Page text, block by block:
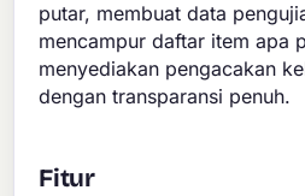
putar, membuat data
mencampur daftar item apa
menyediakan pengacakan
dengan transparansi penuh.
Fitur